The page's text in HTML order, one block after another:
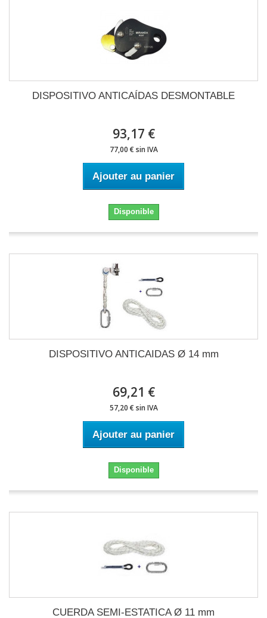
DISPOSITIVO ANTICAÍDAS DESMONTABLE
93,17 €
77,00 € sin IVA
Ajouter au panier
Disponible
DISPOSITIVO ANTICAIDAS Ø 14 mm
69,21 €
57,20 € sin IVA
Ajouter au panier
Disponible
CUERDA SEMI-ESTATICA Ø 11 mm